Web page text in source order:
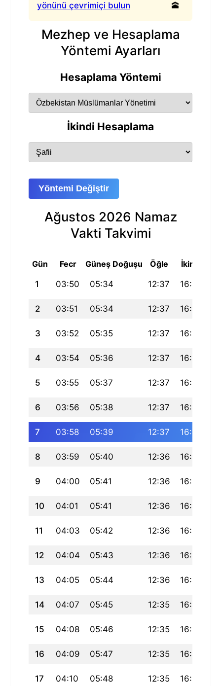
yönünü çevrimiçi bulun
🕋
Mezhep ve Hesaplama
Yöntemi Ayarları
Hesaplama Yöntemi
İkindi Hesaplama
Yöntemi Değiştir
Ağustos 2026 Namaz
Vakti Takvimi
Gün Fecr Güneş Doğuşu Öğle İkindi
1 03:50 05:34 12:37 16:28
2 03:51 05:34 12:37 16:28
3 03:52 05:35 12:37 16:27
4 03:54 05:36 12:37 16:27
5 03:55 05:37 12:37 16:27
6 03:56 05:38 12:37 16:26
7 03:58 05:39 12:37 16:26
8 03:59 05:40 12:36 16:25
9 04:00 05:41 12:36 16:25
10 04:01 05:41 12:36 16:24
11 04:03 05:42 12:36 16:24
12 04:04 05:43 12:36 16:24
13 04:05 05:44 12:36 16:23
14 04:07 05:45 12:35 16:23
15 04:08 05:46 12:35 16:22
16 04:09 05:47 12:35 16:21
17 04:10 05:48 12:35 16:21